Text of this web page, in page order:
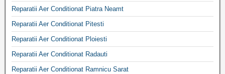
Reparatii Aer Conditionat Piatra Neamt
Reparatii Aer Conditionat Pitesti
Reparatii Aer Conditionat Ploiesti
Reparatii Aer Conditionat Radauti
Reparatii Aer Conditionat Ramnicu Sarat